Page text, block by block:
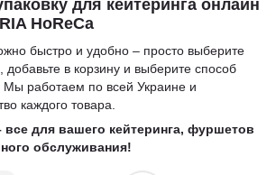
для кейтеринга онлайн
HoReCa
быстро и удобно – просто выберите
, добавьте в корзину и выберите способ
Мы работаем по всей Украине и
каждого товара.
все для вашего кейтеринга, фуршетов
обслуживания!